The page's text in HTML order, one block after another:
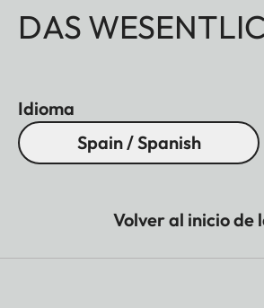
DAS
Idioma
Spain / Spanish
Volver al inicio de